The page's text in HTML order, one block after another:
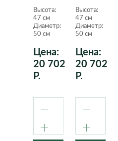
LS кофе
металлик
47 см.
Высота:
47 см
Диаметр:
50 см
Цена:
20 702
Р.
LS
белый
Высота:
47 см
Диаметр:
50 см
Цена:
20 702
Р.